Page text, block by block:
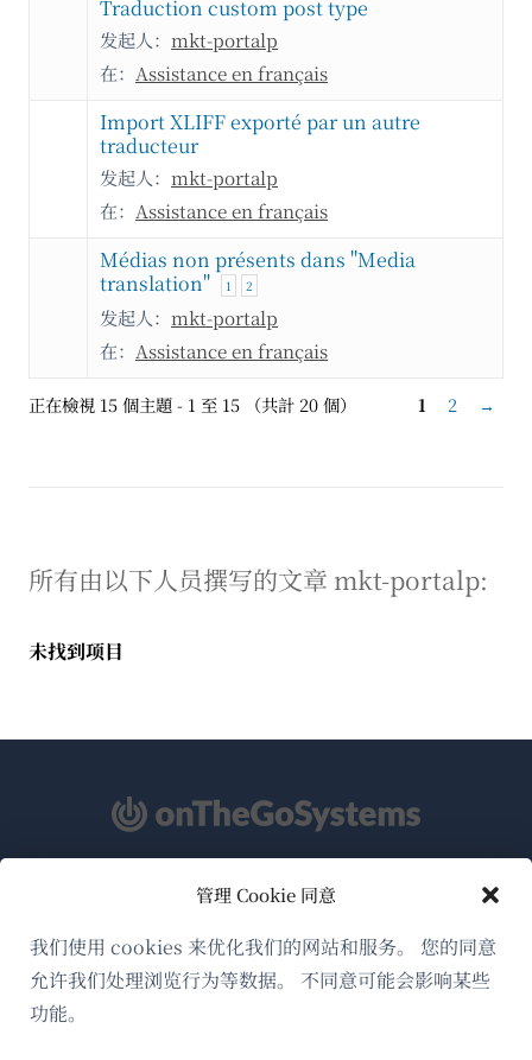
管理 Cookie 同意
我们使用 cookies 来优化我们的网站和服务。 您的同意
允许我们处理浏览行为等数据。 不同意可能会影响某些
功能。
Traduction custom post type
发起人： mkt-portalp
在： Assistance en français
Import XLIFF exporté par un autre
traducteur
发起人： mkt-portalp
在： Assistance en français
Médias non présents dans "Media
translation"
1 2
发起人： mkt-portalp
在： Assistance en français
正在檢視 15 個主題 - 1 至 15 （共計 20 個） 1 2 →
所有由以下人员撰写的文章 mkt-portalp:
未找到项目
关于WPML
GDPR与隐私政策
加入我们的团队（在